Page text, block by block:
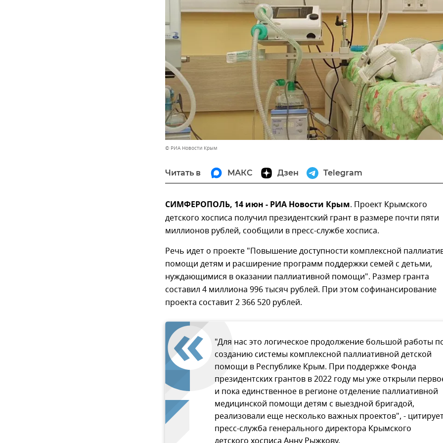
© РИА Новости Крым
Читать в МАКС Дзен Telegram
СИМФЕРОПОЛЬ, 14 июн - РИА Новости Крым. Проект Крымского
детского хосписа получил президентский грант в размере почти пяти
миллионов рублей, сообщили в пресс-службе хосписа.
Речь идет о проекте "Повышение доступности комплексной
помощи детям и расширение программ поддержки семей с детьми,
нуждающимися в оказании паллиативной помощи". Размер гранта
составил 4 миллиона 996 тысяч рублей. При этом софинансирование
проекта составит 2 366 520 рублей.
"Для нас это логическое продолжение большой работы
созданию системы комплексной паллиативной детской
помощи в Республике Крым. При поддержке Фонда
президентских грантов в 2022 году мы уже открыли
и пока единственное в регионе отделение паллиативной
медицинской помощи детям с выездной бригадой,
реализовали еще несколько важных проектов", -
пресс-служба генерального директора Крымского